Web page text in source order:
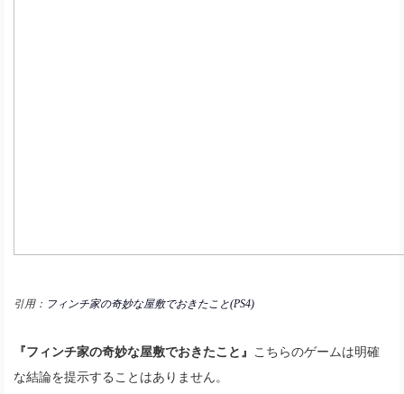
引用： フィンチ家の奇妙な屋敷でおきたこと(PS4)
『フィンチ家の奇妙な屋敷でおきたこと』
こちらのゲームは明確
な結論を提示することはありません。